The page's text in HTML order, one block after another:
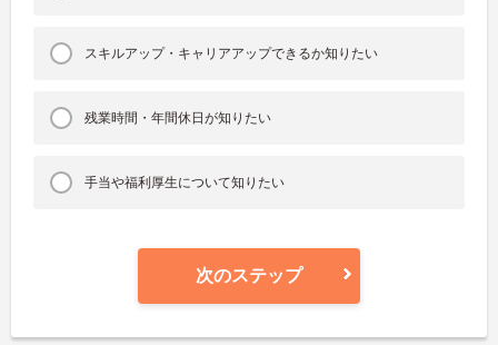
スキルアップ・キャリアアップできるか知りたい
残業時間・年間休日が知りたい
手当や福利厚生について知りたい
次のステップ